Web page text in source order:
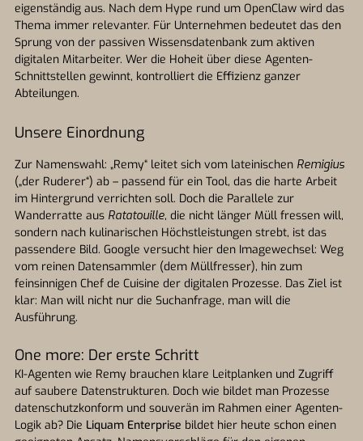
eigenständig aus. Nach dem Hype rund um OpenClaw wird das
Thema immer relevanter. Für Unternehmen bedeutet das den
Sprung von der passiven Wissensdatenbank zum aktiven
digitalen Mitarbeiter. Wer die Hoheit über diese Agenten-
Schnittstellen gewinnt, kontrolliert die Effizienz ganzer
Abteilungen.
Unsere Einordnung
Zur Namenswahl: „Remy“ leitet sich vom lateinischen Remigius
(„der Ruderer“) ab – passend für ein Tool, das die harte Arbeit
im Hintergrund verrichten soll. Doch die Parallele zur
Wanderratte aus Ratatouille, die nicht länger Müll fressen will,
sondern nach kulinarischen Höchstleistungen strebt, ist das
passendere Bild. Google versucht hier den Imagewechsel: Weg
vom reinen Datensammler (dem Müllfresser), hin zum
feinsinnigen Chef de Cuisine der digitalen Prozesse. Das Ziel ist
klar: Man will nicht nur die Suchanfrage, man will die
Ausführung.
One more: Der erste Schritt
KI-Agenten wie Remy brauchen klare Leitplanken und Zugriff
auf saubere Datenstrukturen. Doch wie bildet man Prozesse
datenschutzkonform und souverän im Rahmen einer Agenten-
Logik ab? Die Liquam Enterprise bildet hier heute schon einen